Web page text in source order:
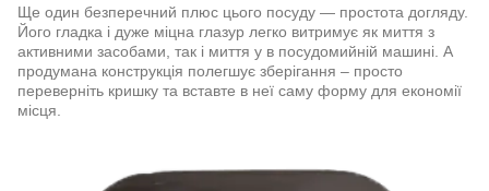
Ще один безперечний плюс цього посуду — простота догляду.
Його гладка і дуже міцна глазур легко витримує як миття з
активними засобами, так і миття у в посудомийній машині. А
продумана конструкція полегшує зберігання – просто
переверніть кришку та вставте в неї саму форму для економії
місця.